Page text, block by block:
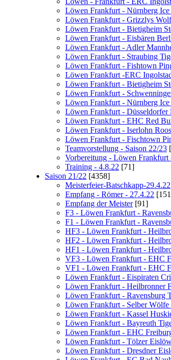
Löwen Frankfurt - Nürnberg Ice
Löwen Frankfurt - Grizzlys
Löwen Frankfurt - Bietigheim
Löwen Frankfurt - Eisbären
Löwen Frankfurt - Adler
Löwen Frankfurt - Straubing
Löwen Frankfurt - Fishtown
Löwen Frankfurt -ERC
Löwen Frankfurt - Bietigheim
Löwen Frankfurt -
Löwen Frankfurt - Nürnberg Ice
Löwen Frankfurt - Düsseldorfer
Löwen Frankfurt - EHC Red
Löwen Frankfurt - Iserlohn
Löwen Frankfurt - Fischtown
Teamvorstellung - Saison 22/23
Vorbereitung - Löwen
Training - 4.8.22 [71]
Saison 21/22 [4358]
Meisterfeier-Batschkapp-29.4.22
Empfang - Römer - 27.4.22
Empfang der Meister[91]
F3 - Löwen Frankfurt -
F1 - Löwen Frankfurt -
HF3 - Löwen Frankfurt -
HF2 - Löwen Frankfurt -
HF1 - Löwen Frankfurt -
VF3 - Löwen Frankfurt - EHC
VF1 - Löwen Frankfurt - EHC
Löwen Frankfurt - Eispiraten
Löwen Frankfurt - Heilbronner
Löwen Frankfurt - Ravensburg
Löwen Frankfurt - Selber Wölfe
Löwen Frankfurt - Kassel
Löwen Frankfurt - Bayreuth
Löwen Frankfurt - EHC
Löwen Frankfurt - Tölzer
Löwen Frankfurt - Dresdner